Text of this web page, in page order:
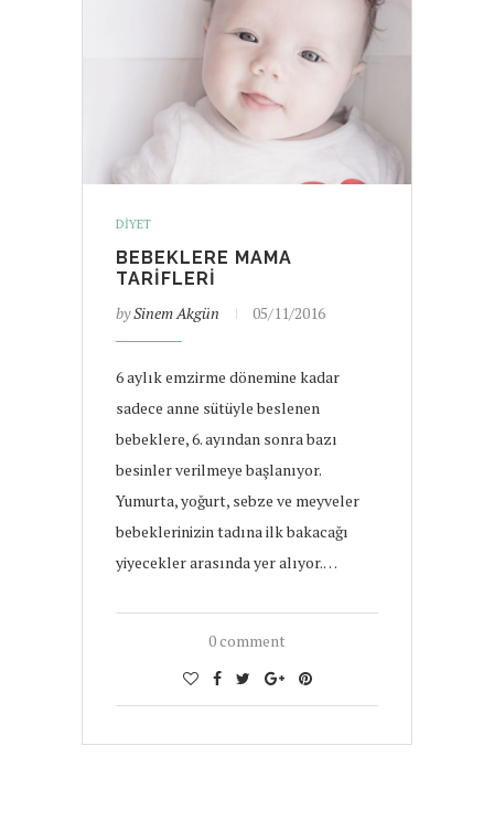
DIYET
BEBEKLERE MAMA
TARIFLERI
bySinem Akgün 05/11/2016
6 aylık emzirme dönemine kadar
sadece anne sütüyle beslenen
bebeklere, 6. ayından sonra bazı
besinler verilmeye başlanıyor.
Yumurta, yoğurt, sebze ve meyveler
bebeklerinizin tadına ilk bakacağı
yiyecekler arasında yer alıyor.…
0 comment